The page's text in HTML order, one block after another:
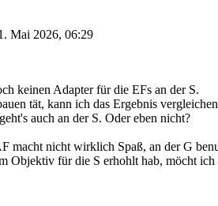
Mai 2026, 06:29
keinen Adapter für die EFs an der S.
tät, kann ich das Ergebnis
auch an der S. Oder eben nicht?
macht nicht wirklich Spaß, an der G
Objektiv für die S erhohlt hab, möcht